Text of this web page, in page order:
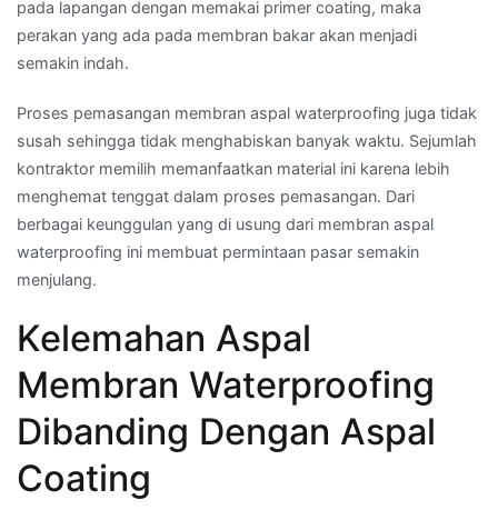
pada lapangan dengan memakai primer coating, maka
perakan yang ada pada membran bakar akan menjadi
semakin indah.
Proses pemasangan membran aspal waterproofing juga tidak
susah sehingga tidak menghabiskan banyak waktu. Sejumlah
kontraktor memilih memanfaatkan material ini karena lebih
menghemat tenggat dalam proses pemasangan. Dari
berbagai keunggulan yang di usung dari membran aspal
waterproofing ini membuat permintaan pasar semakin
menjulang.
Kelemahan Aspal
Membran Waterproofing
Dibanding Dengan Aspal
Coating